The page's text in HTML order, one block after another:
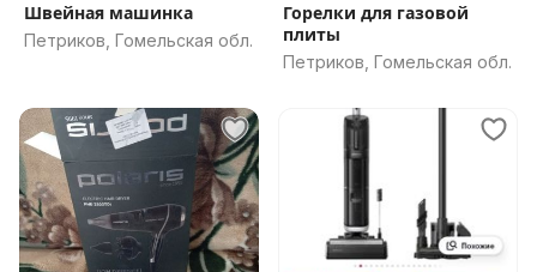
Швейная машинка
Петриков, Гомельская обл.
Горелки для газовой
плиты
Петриков, Гомельская обл.